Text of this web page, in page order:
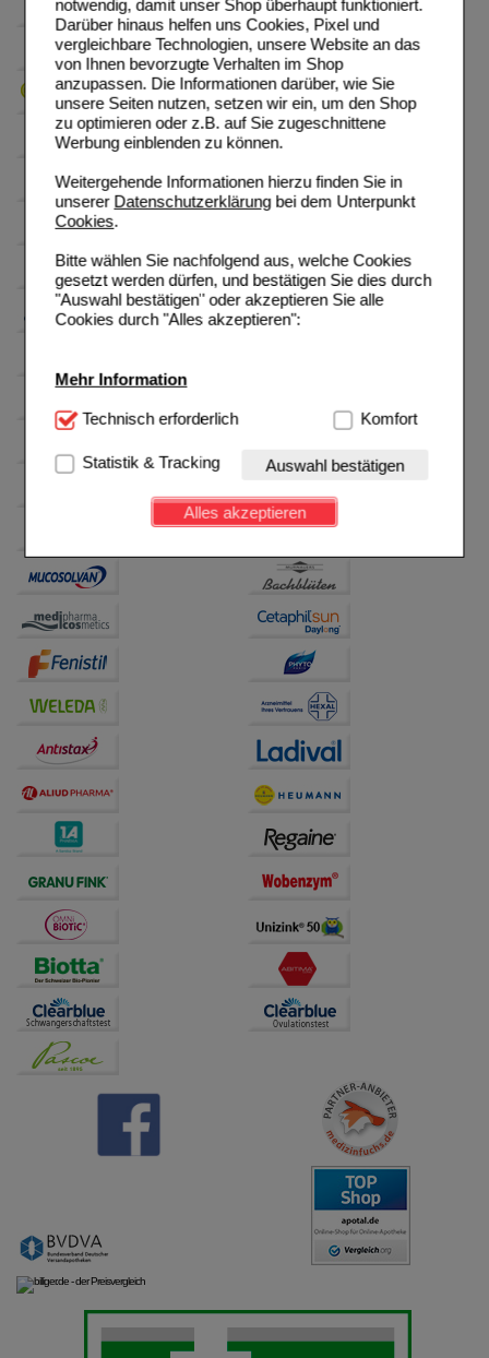
notwendig, damit unser Shop überhaupt funktioniert.
Darüber hinaus helfen uns Cookies, Pixel und
vergleichbare Technologien, unsere Website an das
von Ihnen bevorzugte Verhalten im Shop
anzupassen. Die Informationen darüber, wie Sie
unsere Seiten nutzen, setzen wir ein, um den Shop
zu optimieren oder z.B. auf Sie zugeschnittene
Werbung einblenden zu können.
Weitergehende Informationen hierzu finden Sie in
unserer Datenschutzerklärungbei dem Unterpunkt
Cookies.
Bitte wählen Sie nachfolgend aus, welche Cookies
gesetzt werden dürfen, und bestätigen Sie dies durch
"Auswahl bestätigen" oder akzeptieren Sie alle
Cookies durch "Alles akzeptieren":
Mehr Information
Technisch Notwendig:Hierbei handelt es sich um
Website notwendig sind (z.B. Navigation, Warenkorb,
Kundenkonto), weshalb auf diese nicht verzichtet
werden kann.
Einkaufserlebnis noch ansprechender zu gestalten,
beispielsweise für die Wiedererkennung des
Besuchers oder unsere Seite an bevorzugte
Verhaltensweisen (z.B. Spracheinstellung)
anzupassen. Komfort-Cookies ermöglichen es uns
auch auf Ihre Bedürfnisse zugeschrittene Inhalte
anzuzeigen und unser Partnerprogramm zu
Statistik & Tracking:
Informationen über die Art und Weise der Nutzung
Website weiter für Sie optimieren können, den Inhalt
auf unserer Website aber auch die Werbung auf
Drittseiten möglichst relevant für Sie zu gestalten.
Bitte beachten Sie, dass Daten hierfür teilweise an
Dritte wie z.B. Google oder soziale Medien
übertragen werden.
Technisch erforderlich Komfort
Statistik & Tracking Auswahl bestätigen
Alles akzeptieren